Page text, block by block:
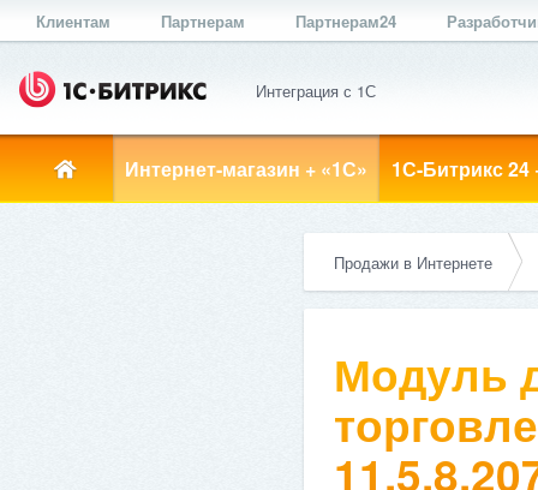
Клиентам Партнерам Партнерам24
Интеграция с 1С
Интернет-магазин + «1С» 1С-Битрикс 24
Продажи в Интернете
Модуль